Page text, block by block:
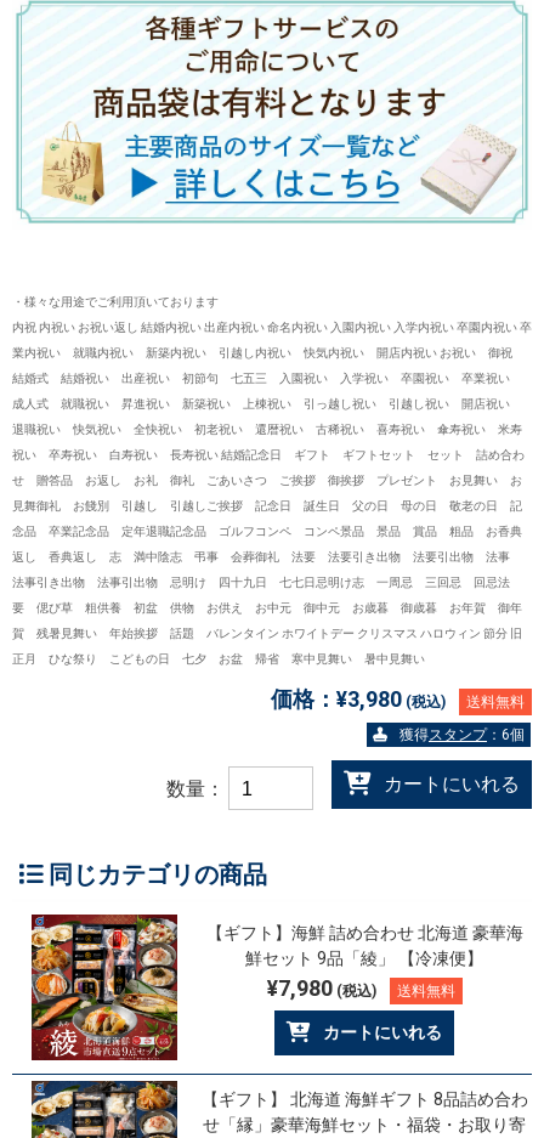
・様々な用途でご利用頂いております
内祝 内祝い お祝い返し 結婚内祝い 出産内祝い 命名内祝い 入園内祝い 入学内祝い 卒園内祝い 卒
業内祝い 就職内祝い 新築内祝い 引越し内祝い 快気内祝い 開店内祝い お祝い 御祝
結婚式 結婚祝い 出産祝い 初節句 七五三 入園祝い 入学祝い 卒園祝い 卒業祝い
成人式 就職祝い 昇進祝い 新築祝い 上棟祝い 引っ越し祝い 引越し祝い 開店祝い
退職祝い 快気祝い 全快祝い 初老祝い 還暦祝い 古稀祝い 喜寿祝い 傘寿祝い 米寿
祝い 卒寿祝い 白寿祝い 長寿祝い 結婚記念日 ギフト ギフトセット セット 詰め合わ
せ 贈答品 お返し お礼 御礼 ごあいさつ ご挨拶 御挨拶 プレゼント お見舞い お
見舞御礼 お餞別 引越し 引越しご挨拶 記念日 誕生日 父の日 母の日 敬老の日 記
念品 卒業記念品 定年退職記念品 ゴルフコンペ コンペ景品 景品 賞品 粗品 お香典
返し 香典返し 志 満中陰志 弔事 会葬御礼 法要 法要引き出物 法要引出物 法事
法事引き出物 法事引出物 忌明け 四十九日 七七日忌明け志 一周忌 三回忌 回忌法
要 偲び草 粗供養 初盆 供物 お供え お中元 御中元 お歳暮 御歳暮 お年賀 御年
賀 残暑見舞い 年始挨拶 話題 バレンタイン ホワイトデー クリスマス ハロウィン 節分 旧
正月 ひな祭り こどもの日 七夕 お盆 帰省 寒中見舞い 暑中見舞い
価格： ¥3,980 (税込)
送料無料
獲得スタンプ：6個
数量： カートにいれる
同じカテゴリの商品
【ギフト】海鮮 詰め合わせ 北海道 豪華海
鮮セット 9品「綾」 【冷凍便】
¥7,980(税込) 送料無料
カートにいれる
【ギフト】 北海道 海鮮ギフト 8品詰め合わ
せ「縁」豪華海鮮セット・福袋・お取り寄